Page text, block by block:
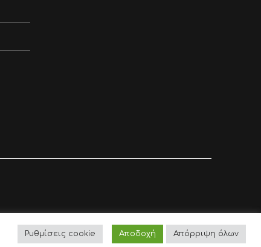
Ρυθμίσεις cookie Αποδοχή Απόρριψη όλων